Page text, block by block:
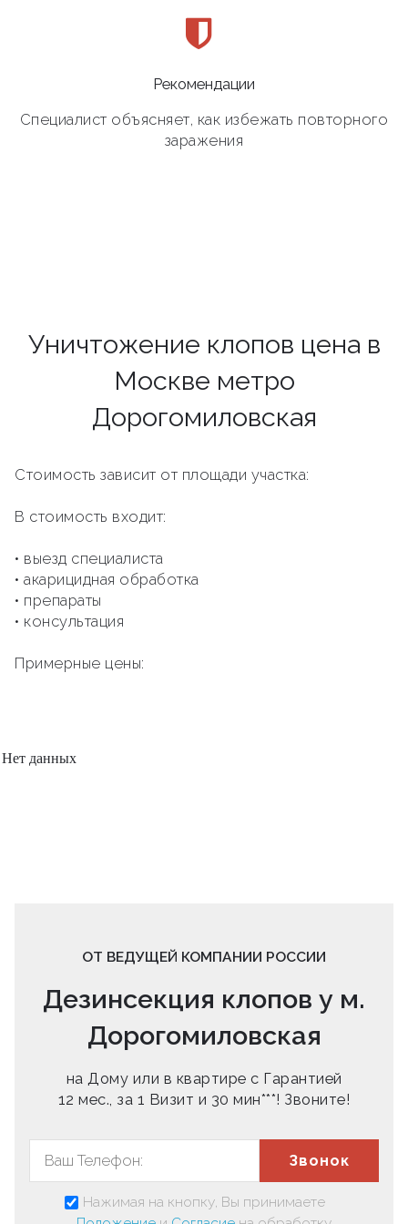
Рекомендации
Специалист объясняет, как избежать повторного
заражения
Уничтожение клопов цена в
Москве метро
Дорогомиловская
Стоимость зависит от площади участка:
В стоимость входит:
• выезд специалиста
• акарицидная обработка
• препараты
• консультация
Примерные цены:
Нет данных
ОТ ВЕДУЩЕЙ КОМПАНИИ РОССИИ
Дезинсекция клопов у м.
Дорогомиловская
на Дому или в квартире с Гарантией
12 мес., за 1 Визит и 30 мин***! Звоните!
Звонок
Нажимая на кнопку, Вы принимаете